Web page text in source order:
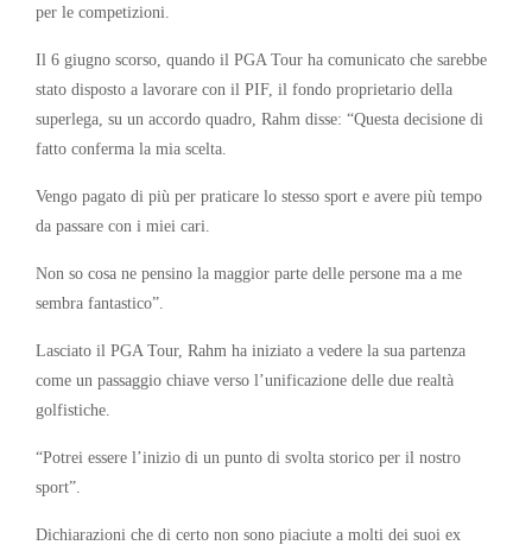
per le competizioni.
Il 6 giugno scorso, quando il PGA Tour ha comunicato che sarebbe
stato disposto a lavorare con il PIF, il fondo proprietario della
superlega, su un accordo quadro, Rahm disse: “Questa decisione di
fatto conferma la mia scelta.
Vengo pagato di più per praticare lo stesso sport e avere più tempo
da passare con i miei cari.
Non so cosa ne pensino la maggior parte delle persone ma a me
sembra fantastico”.
Lasciato il PGA Tour, Rahm ha iniziato a vedere la sua partenza
come un passaggio chiave verso l’unificazione delle due realtà
golfistiche.
“Potrei essere l’inizio di un punto di svolta storico per il nostro
sport”.
Dichiarazioni che di certo non sono piaciute a molti dei suoi ex